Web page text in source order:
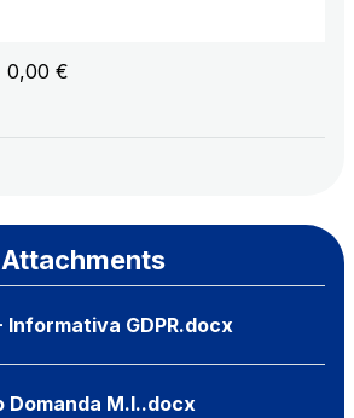
0,00 €
Attachments
Informativa GDPR.docx
Domanda M.I..docx